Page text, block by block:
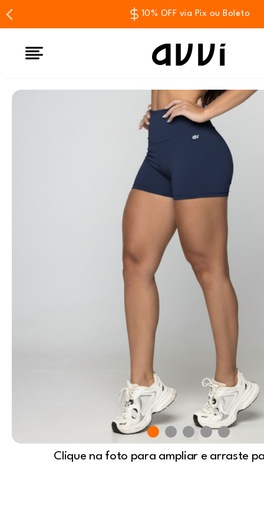
10% OFF via Pix ou Boleto
Clique na foto para ampliar e arraste